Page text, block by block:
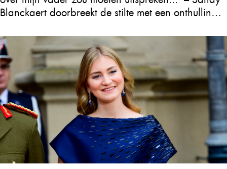
Blanckaert doorbreekt de stilte met een onthulling
achterlaat